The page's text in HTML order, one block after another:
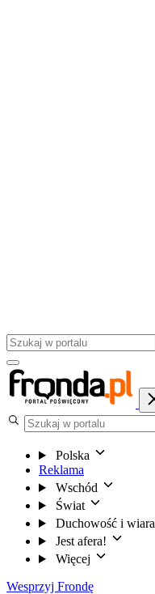
Polska
Reklama
Wschód
Świat
Duchowość i wiara
Jest afera!
Więcej
Wesprzyj Frondę